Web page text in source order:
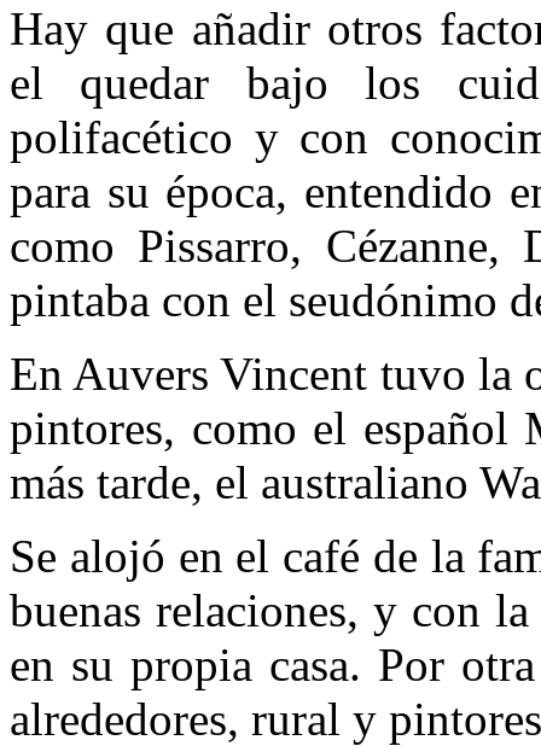
Hay que añadir otros
el quedar bajo los
polifacético y con
para su época, entendido
como Pissarro,
pintaba con el seudónimo
En Auvers Vincent tuvo la
pintores, como el español
más tarde, el australiano
Se alojó en el café de la
buenas relaciones, y con
en su propia casa. Por
alrededores, rural y